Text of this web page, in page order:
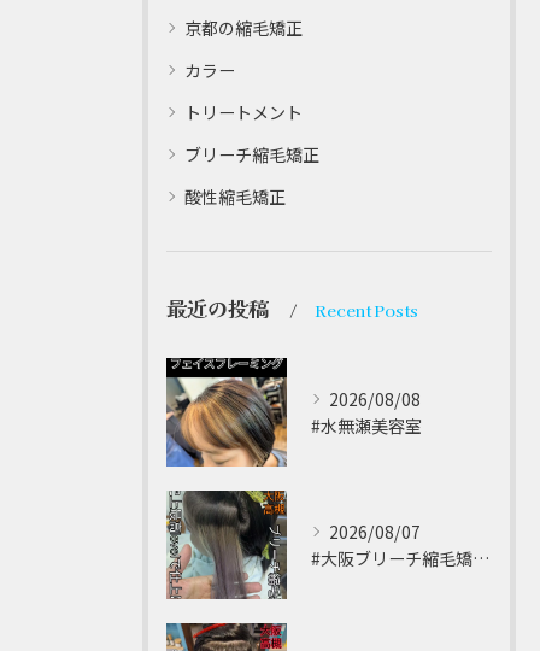
京都の縮毛矯正
カラー
トリートメント
ブリーチ縮毛矯正
酸性縮毛矯正
最近の投稿 Recent Posts
2026/08/08
#水無瀬美容室⁡
2026/08/07
#大阪ブリーチ縮毛矯正 ⁡